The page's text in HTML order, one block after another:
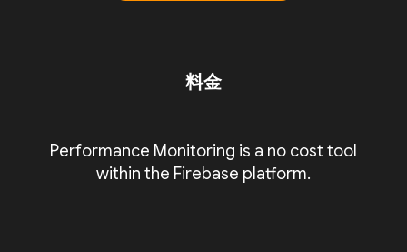
料金
Performance Monitoring is a no cost tool
within the Firebase platform.